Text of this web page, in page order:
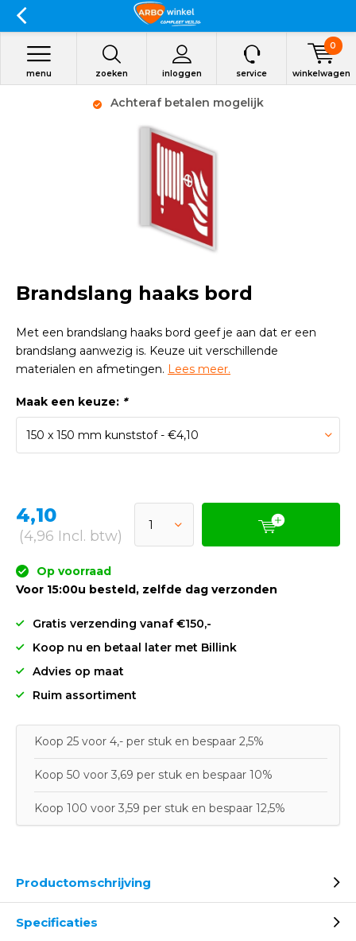
zoeken inloggen
menu service winkelwagen
0
Achteraf betalen mogelijk
Brandslang haaks bord
Met een brandslang haaks bord geef je aan dat er een
brandslang aanwezig is. Keuze uit verschillende
materialen en afmetingen. Lees meer.
Maak een keuze: *
4,10
(4,96 Incl. btw)
Op voorraad
Voor 15:00u besteld, zelfde dag verzonden
Gratis verzending vanaf €150,-
Koop nu en betaal later met Billink
Advies op maat
Ruim assortiment
Koop 25 voor 4,- per stuk en bespaar 2,5%
Koop 50 voor 3,69 per stuk en bespaar 10%
Koop 100 voor 3,59 per stuk en bespaar 12,5%
Productomschrijving
Specificaties